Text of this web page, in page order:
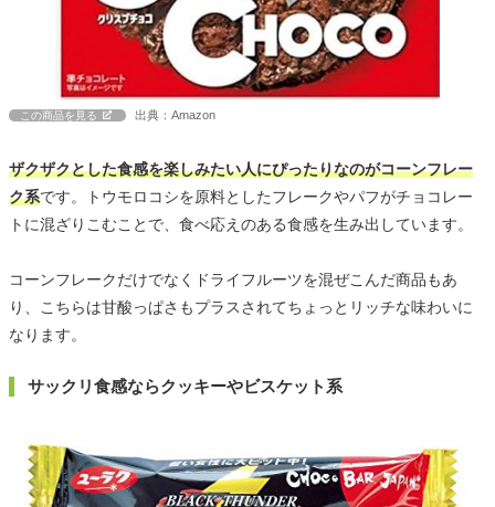
この商品を見る 出典：Amazon
ザクザクとした食感を楽しみたい人にぴったりなのがコーンフレー
ク系です。トウモロコシを原料としたフレークやパフがチョコレー
トに混ざりこむことで、食べ応えのある食感を生み出しています。
コーンフレークだけでなくドライフルーツを混ぜこんだ商品もあ
り、こちらは甘酸っぱさもプラスされてちょっとリッチな味わいに
なります。
サックリ食感ならクッキーやビスケット系